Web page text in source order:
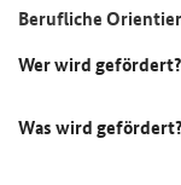
Berufliche
Wer wird
Was wird